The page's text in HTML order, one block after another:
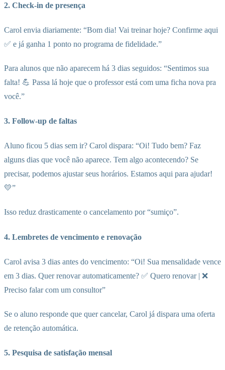
2. Check-in de presença
Carol envia diariamente: “Bom dia! Vai treinar hoje? Confirme aqui
✅ e já ganha 1 ponto no programa de fidelidade.”
Para alunos que não aparecem há 3 dias seguidos: “Sentimos sua
falta! 💪 Passa lá hoje que o professor está com uma ficha nova pra
você.”
3. Follow-up de faltas
Aluno ficou 5 dias sem ir? Carol dispara: “Oi! Tudo bem? Faz
alguns dias que você não aparece. Tem algo acontecendo? Se
precisar, podemos ajustar seus horários. Estamos aqui para ajudar!
💛”
Isso reduz drasticamente o cancelamento por “sumiço”.
4. Lembretes de vencimento e renovação
Carol avisa 3 dias antes do vencimento: “Oi! Sua mensalidade vence
em 3 dias. Quer renovar automaticamente? ✅ Quero renovar | ❌
Preciso falar com um consultor”
Se o aluno responde que quer cancelar, Carol já dispara uma oferta
de retenção automática.
5. Pesquisa de satisfação mensal